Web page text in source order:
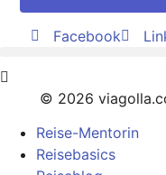
Facebook
© 2026
Reise-Mentorin
Reisebasics